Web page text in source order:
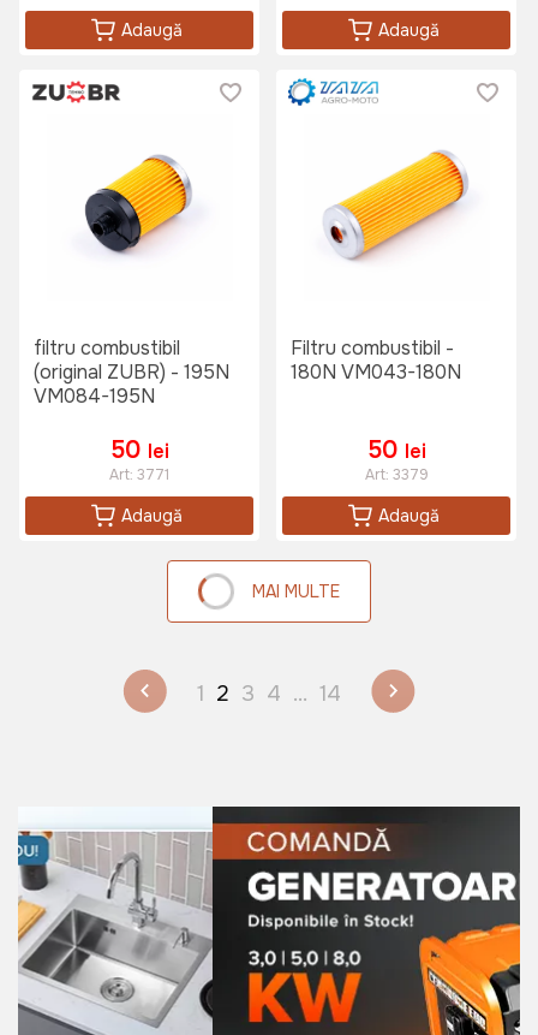
Adaugă Adaugă
filtru combustibil
(original ZUBR) - 195N
VM084-195N
50 lei
Art: 3771
Adaugă
Filtru combustibil -
180N VM043-180N
50 lei
Art: 3379
Adaugă
MAI MULTE
1 2 3 4 ... 14